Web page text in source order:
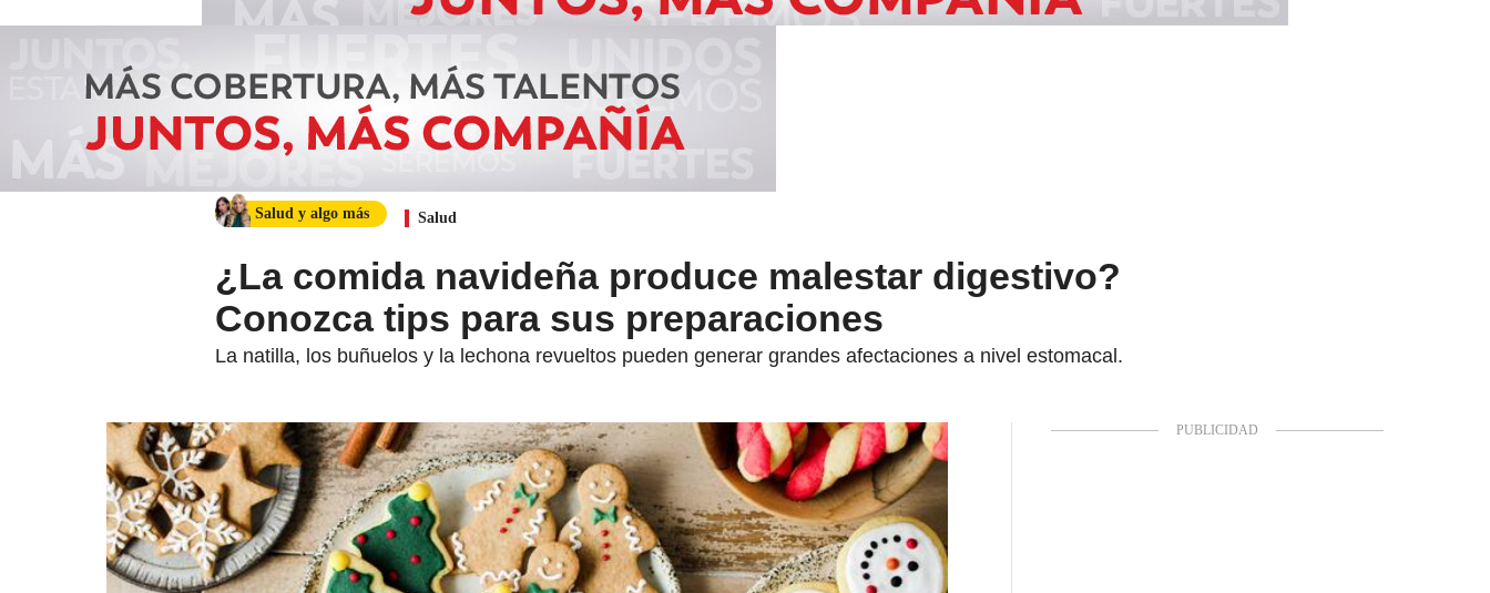
Salud y algo más Salud
¿La comida navideña produce malestar digestivo?
Conozca tips para sus preparaciones
La natilla, los buñuelos y la lechona revueltos pueden generar grandes afectaciones a nivel estomacal.